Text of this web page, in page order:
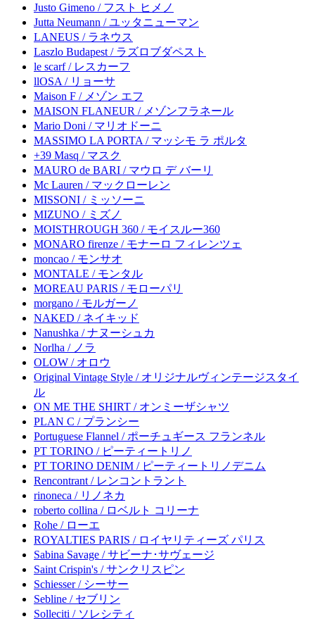
Justo Gimeno / フスト ヒメノ
Jutta Neumann / ユッタニューマン
LANEUS / ラネウス
Laszlo Budapest / ラズロブダペスト
le scarf / レスカーフ
llOSA / リョーサ
Maison F / メゾン エフ
MAISON FLANEUR / メゾンフラネール
Mario Doni / マリオドーニ
MASSIMO LA PORTA / マッシモ ラ ポルタ
+39 Masq / マスク
MAURO de BARI / マウロ デ バーリ
Mc Lauren / マックローレン
MISSONI / ミッソーニ
MIZUNO / ミズノ
MOISTHROUGH 360 / モイスルー360
MONARO firenze / モナーロ フィレンツェ
moncao / モンサオ
MONTALE / モンタル
MOREAU PARIS / モローパリ
morgano / モルガーノ
NAKED / ネイキッド
Nanushka / ナヌーシュカ
Norlha / ノラ
OLOW / オロウ
Original Vintage Style / オリジナルヴィンテージスタイ
ル
ON ME THE SHIRT / オンミーザシャツ
PLAN C / プランシー
Portuguese Flannel / ポーチュギース フランネル
PT TORINO / ピーティートリノ
PT TORINO DENIM / ピーティートリノデニム
Rencontrant / レンコントラント
rinoneca / リノネカ
roberto collina / ロベルト コリーナ
Rohe / ローエ
ROYALTIES PARIS / ロイヤリティーズ パリス
Sabina Savage / サビーナ･サヴェージ
Saint Crispin's / サンクリスピン
Schiesser / シーサー
Sebline / セブリン
Solleciti / ソレシティ